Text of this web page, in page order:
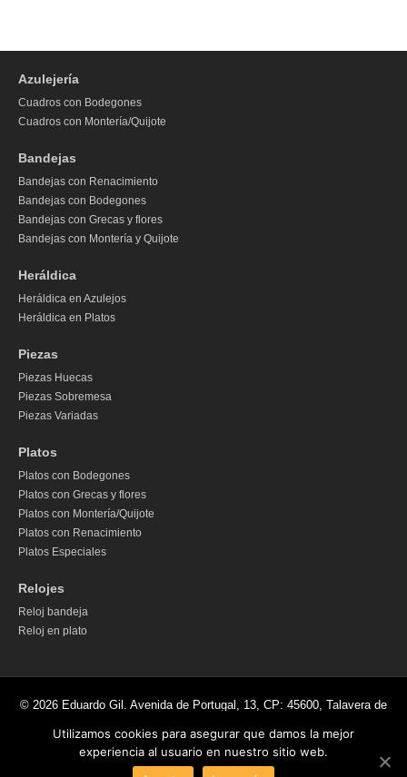
Azulejería
Cuadros con Bodegones
Cuadros con Montería/Quijote
Bandejas
Bandejas con Renacimiento
Bandejas con Bodegones
Bandejas con Grecas y flores
Bandejas con Montería y Quijote
Heráldica
Heráldica en Azulejos
Heráldica en Platos
Piezas
Piezas Huecas
Piezas Sobremesa
Piezas Variadas
Platos
Platos con Bodegones
Platos con Grecas y flores
Platos con Montería/Quijote
Platos con Renacimiento
Platos Especiales
Relojes
Reloj bandeja
Reloj en plato
© 2026 Eduardo Gil. Avenida de Portugal, 13, CP: 45600, Talavera de
contacto@ceramicagil.com
Utilizamos cookies para asegurar que damos la mejor
experiencia al usuario en nuestro sitio web.